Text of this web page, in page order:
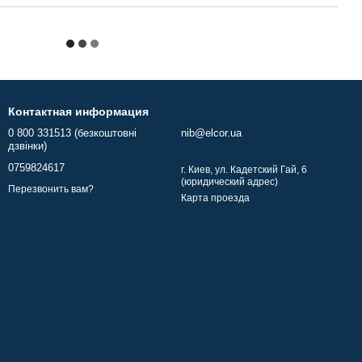
Контактная информация
0 800 331513 (безкоштовні
дзвінки)
0759824617
Перезвонить вам?
nib@elcor.ua
г. Киев, ул. Кадетский Гай, 6
(юридический адрес)
Карта проезда